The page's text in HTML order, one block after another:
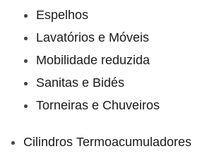
Espelhos
Lavatórios e Móveis
Mobilidade reduzida
Sanitas e Bidés
Torneiras e Chuveiros
Cilindros Termoacumuladores